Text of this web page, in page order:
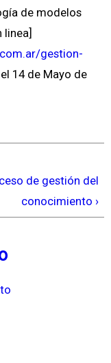
de modelos
linea]
gestion-
14 de Mayo de
de gestión del
conocimiento ›